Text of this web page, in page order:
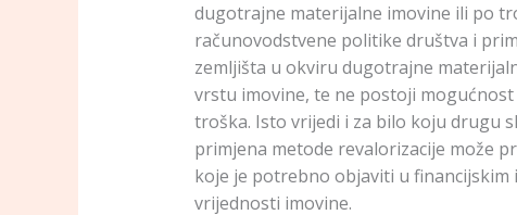
dugotrajne materijalne imovine ili po
računovodstvene politike društva i
zemljišta u okviru dugotrajne
vrstu imovine, te ne postoji
troška. Isto vrijedi i za bilo koju drugu
primjena metode revalorizacije može
koje je potrebno objaviti u
vrijednosti imovine.